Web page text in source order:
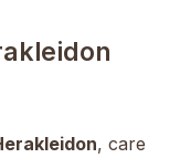
, care